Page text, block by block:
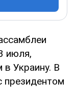
июля,
Украину. В
президентом